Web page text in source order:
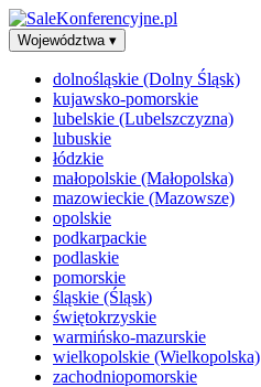
Województwa ▾
dolnośląskie (Dolny Śląsk)
kujawsko-pomorskie
lubelskie (Lubelszczyzna)
lubuskie
łódzkie
małopolskie (Małopolska)
mazowieckie (Mazowsze)
opolskie
podkarpackie
podlaskie
pomorskie
śląskie (Śląsk)
świętokrzyskie
warmińsko-mazurskie
wielkopolskie (Wielkopolska)
zachodniopomorskie